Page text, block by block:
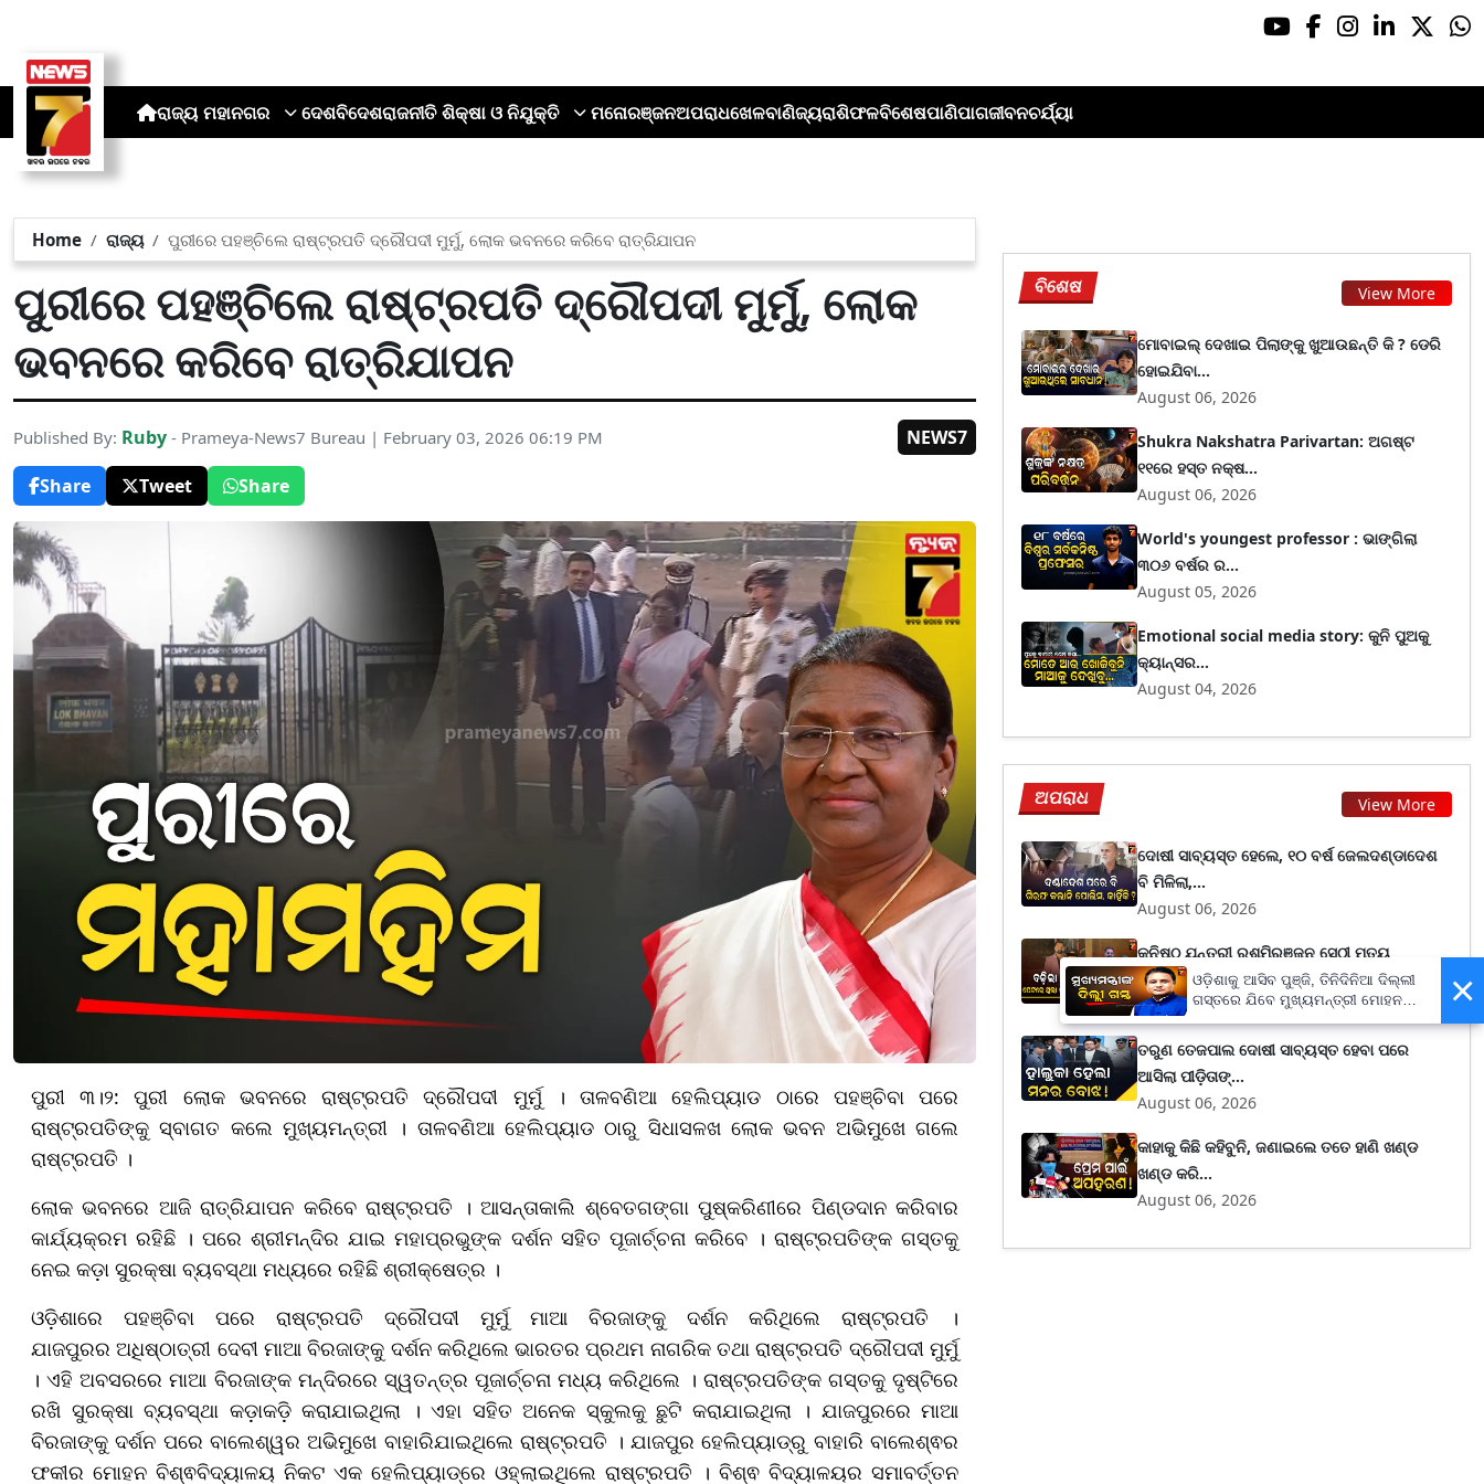
ରାଜ୍ୟ ମହାନଗର ଦେଶବିଦେଶରାଜନୀତି ଶିକ୍ଷା ଓ ନିଯୁକ୍ତି ମନୋରଞ୍ଜନଅପରାଧଖେଳବାଣିଜ୍ୟରାଶିଫଳବିଶେଷପାଣିପାଗଜୀବନଚର୍ଯ୍ୟା
Home ରାଜ୍ୟ ପୁରୀରେ ପହଞ୍ଚିଲେ ରାଷ୍ଟ୍ରପତି ଦ୍ରୌପଦୀ ମୁର୍ମୁ, ଲୋକ ଭବନରେ କରିବେ ରାତ୍ରିଯାପନ
ପୁରୀରେ ପହଞ୍ଚିଲେ ରାଷ୍ଟ୍ରପତି ଦ୍ରୌପଦୀ ମୁର୍ମୁ, ଲୋକ
ଭବନରେ କରିବେ ରାତ୍ରିଯାପନ
Published By: Ruby - Prameya-News7 Bureau | February 03, 2026 06:19 PM
NEWS7
Share
Tweet Share
ପୁରୀ ୩।୨: ପୁରୀ ଲୋକ ଭବନରେ ରାଷ୍ଟ୍ରପତି ଦ୍ରୌପଦୀ ମୁର୍ମୁ । ତାଳବଣିଆ ହେଲିପ୍ୟାଡ ଠାରେ ପହଞ୍ଚିବା ପରେ
ରାଷ୍ଟ୍ରପତିଙ୍କୁ ସ୍ବାଗତ କଲେ ମୁଖ୍ୟମନ୍ତ୍ରୀ । ତାଳବଣିଆ ହେଲିପ୍ୟାଡ ଠାରୁ ସିଧାସଳଖ ଲୋକ ଭବନ ଅଭିମୁଖେ ଗଲେ
ରାଷ୍ଟ୍ରପତି ।
ଲୋକ ଭବନରେ ଆଜି ରାତ୍ରିଯାପନ କରିବେ ରାଷ୍ଟ୍ରପତି । ଆସନ୍ତାକାଲି ଶ୍ବେତଗଙ୍ଗା ପୁଷ୍କରିଣୀରେ ପିଣ୍ଡଦାନ କରିବାର
କାର୍ଯ୍ୟକ୍ରମ ରହିଛି ।‌ ପରେ ଶ୍ରୀମନ୍ଦିର ଯାଇ ମହାପ୍ରଭୁଙ୍କ ଦର୍ଶନ ସହିତ ପୂଜାର୍ଚ୍ଚନା କରିବେ । ରାଷ୍ଟ୍ରପତିଙ୍କ ଗସ୍ତକୁ
ନେଇ କଡ଼ା ସୁରକ୍ଷା ବ୍ୟବସ୍ଥା ମଧ୍ୟରେ ରହିଛି ଶ୍ରୀକ୍ଷେତ୍ର ।
ଓଡ଼ିଶାରେ ପହଞ୍ଚିବା ପରେ ରାଷ୍ଟ୍ରପତି ଦ୍ରୌପଦୀ ମୁର୍ମୁ ମାଆ ବିରଜାଙ୍କୁ ଦର୍ଶନ କରିଥିଲେ ରାଷ୍ଟ୍ରପତି ।
ଯାଜପୁରର ଅଧିଷ୍ଠାତ୍ରୀ ଦେବୀ ମାଆ ବିରଜାଙ୍କୁ ଦର୍ଶନ କରିଥିଲେ ଭାରତର ପ୍ରଥମ ନାଗରିକ ତଥା ରାଷ୍ଟ୍ରପତି ଦ୍ରୌପଦୀ ମୁର୍ମୁ
। ଏହି ଅବସରରେ ମାଆ ବିରଜାଙ୍କ ମନ୍ଦିରରେ ସ୍ୱତନ୍ତ୍ର ପୂଜାର୍ଚ୍ଚନା ମଧ୍ୟ କରିଥିଲେ । ରାଷ୍ଟ୍ରପତିଙ୍କ ଗସ୍ତକୁ ଦୃଷ୍ଟିରେ
ରଖି ସୁରକ୍ଷା ବ୍ୟବସ୍ଥା କଡ଼ାକଡ଼ି କରାଯାଇଥିଲା । ଏହା ସହିତ ଅନେକ ସ୍କୁଲକୁ ଛୁଟି କରାଯାଇଥିଲା । ଯାଜପୁରରେ ମାଆ
ବିରଜାଙ୍କୁ ଦର୍ଶନ ପରେ ବାଲେଶ୍ୱର ଅଭିମୁଖେ ବାହାରିଯାଇଥିଲେ ରାଷ୍ଟ୍ରପତି । ଯାଜପୁର ହେଲିପ୍ୟାଡ୍‌ରୁ ବାହାରି ବାଲେଶ୍ଵର
ଫକୀର ମୋହନ ବିଶ୍ଵବିଦ୍ୟାଳୟ ନିକଟ ଏକ ହେଲିପ୍ୟାଡ୍‌ରେ ଓହ୍ଲାଇଥିଲେ ରାଷ୍ଟ୍ରପତି । ବିଶ୍ଵ ବିଦ୍ୟାଳୟର ସମାବର୍ତ୍ତନ
ବିଶେଷ View More
ମୋବାଇଲ୍ ଦେଖାଇ ପିଲାଙ୍କୁ ଖୁଆଉଛନ୍ତି କି ? ଡେରି
ହୋଇଯିବା...
August 06, 2026
Shukra Nakshatra Parivartan: ଅଗଷ୍ଟ
୧୧ରେ ହସ୍ତ ନକ୍ଷ...
August 06, 2026
World's youngest professor : ଭାଙ୍ଗିଲା
୩୦୬ ବର୍ଷର ର...
August 05, 2026
Emotional social media story: କୁନି ପୁଅକୁ
କ୍ୟାନ୍ସର...
August 04, 2026
ଅପରାଧ View More
ଦୋଷୀ ସାବ୍ୟସ୍ତ ହେଲେ, ୧୦ ବର୍ଷ ଜେଲଦଣ୍ଡାଦେଶ
ବି ମିଳିଲା,...
August 06, 2026
କନିଷ୍ଠ ଯନ୍ତ୍ରୀ ରଶ୍ମିରଞ୍ଜନ ସେଠୀ ମୃତ୍ୟୁ
ମାମଲାରେ ଟ୍ବି...
August 06, 2026
ତରୁଣ ତେଜପାଲ ଦୋଷୀ ସାବ୍ୟସ୍ତ ହେବା ପରେ
ଆସିଲା ପୀଡ଼ିତାଙ୍...
August 06, 2026
କାହାକୁ କିଛି କହିବୁନି, ଜଣାଇଲେ ତତେ ହାଣି ଖଣ୍ଡ
ଖଣ୍ଡ କରି...
August 06, 2026
×
ଓଡ଼ିଶାକୁ ଆସିବ ପୁଞ୍ଜି, ତିନିଦିନିଆ ଦିଲ୍ଲୀ
ଗସ୍ତରେ ଯିବେ ମୁଖ୍ୟମନ୍ତ୍ରୀ ମୋହନ
ମାଝୀ